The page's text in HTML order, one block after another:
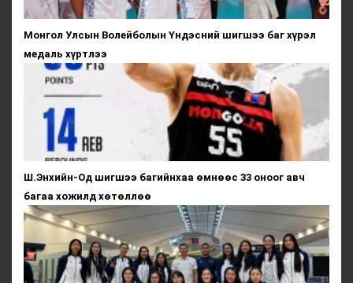
Монгол Улсын Волейболын Үндэсний шигшээ баг хүрэл
медаль хүртлээ
Ш.Энхийн-Од шигшээ багийнхаа өмнөөс 33 оноог авч
багаа хожилд хөтөллөө